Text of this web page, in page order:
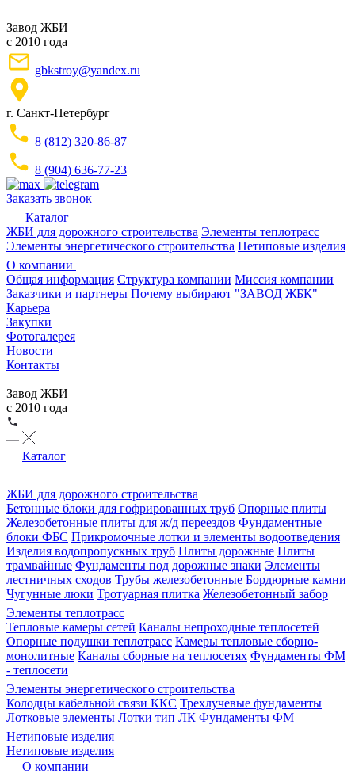
Завод ЖБИ
с 2010 года
gbkstroy@yandex.ru
г. Санкт-Петербург
8 (812) 320-86-87
8 (904) 636-77-23
Заказать звонок
Каталог
ЖБИ для дорожного строительства Элементы теплотрасс
Элементы энергетического строительства Нетиповые изделия
О компании
Общая информация Структура компании Миссия компании
Заказчики и партнеры Почему выбирают "ЗАВОД ЖБК"
Карьера
Закупки
Фотогалерея
Новости
Контакты
Завод ЖБИ
с 2010 года
Каталог
ЖБИ для дорожного строительства
Бетонные блоки для гофрированных труб Опорные плиты
Железобетонные плиты для ж/д переездов Фундаментные
блоки ФБС Прикромочные лотки и элементы водоотведения
Изделия водопропускных труб Плиты дорожные Плиты
трамвайные Фундаменты под дорожные знаки Элементы
лестничных сходов Трубы железобетонные Бордюрные камни
Чугунные люки Тротуарная плитка Железобетонный забор
Элементы теплотрасс
Тепловые камеры сетей Каналы непроходные теплосетей
Опорные подушки теплотрасс Камеры тепловые сборно-
монолитные Каналы сборные на теплосетях Фундаменты ФМ
- теплосети
Элементы энергетического строительства
Колодцы кабельной связи ККС Трехлучевые фундаменты
Лотковые элементы Лотки тип ЛК Фундаменты ФМ
Нетиповые изделия
Нетиповые изделия
О компании